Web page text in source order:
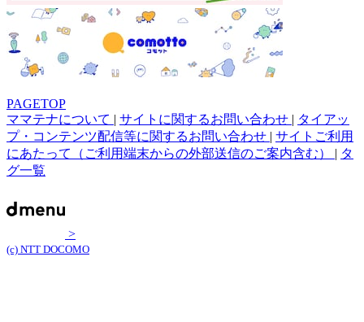
PAGETOP
ママテナについて | サイトに関するお問い合わせ | タイアッ
プ・コンテンツ配信等に関するお問い合わせ | サイトご利用
にあたって（ご利用端末からの外部送信のご案内含む） | タ
グ一覧
>
(c) NTT DOCOMO